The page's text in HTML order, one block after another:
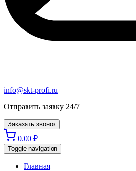
info@skt-profi.ru
Отправить заявку 24/7
Заказать звонок
0.00 ₽
Toggle navigation
Главная